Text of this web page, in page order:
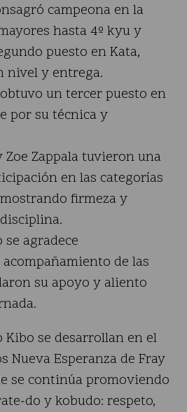
campeona en la
hasta 4º kyu y
puesto en Kata,
nivel y entrega.
un tercer puesto en
por su técnica y
Zoe Zappala tuvieron una
en las categorías
firmeza y
se agradece
de las
su apoyo y aliento
Kibo se desarrollan en el
Nueva Esperanza de Fray
se continúa promoviendo
do y kobudo: respeto,